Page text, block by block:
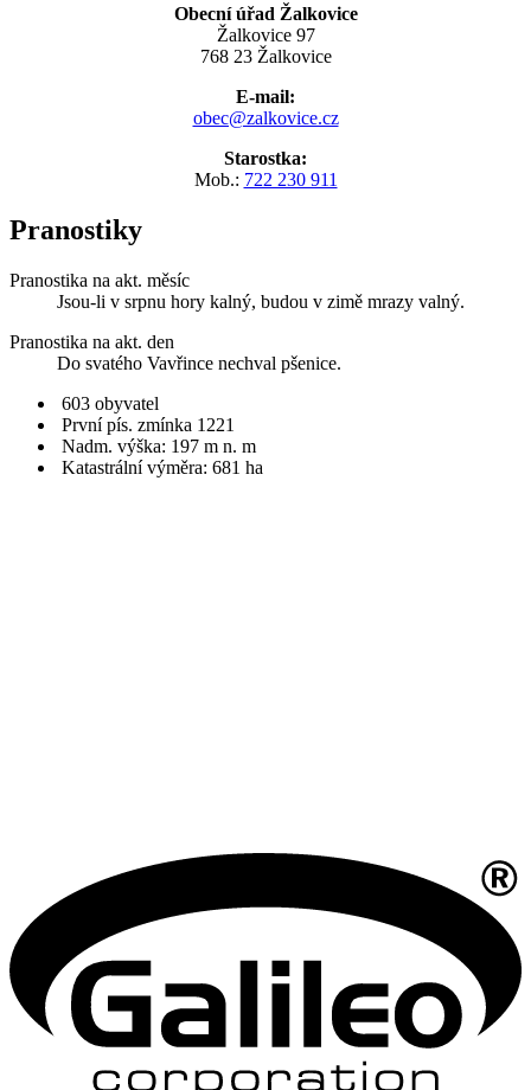
Obecní úřad Žalkovice
Žalkovice 97
768 23 Žalkovice
E-mail:
obec@zalkovice.cz
Starostka:
Mob.: 722 230 911
Pranostiky
Pranostika na akt. měsíc
Jsou-li v srpnu hory kalný, budou v zimě mrazy valný.
Pranostika na akt. den
Do svatého Vavřince nechval pšenice.
603 obyvatel
První pís. zmínka 1221
Nadm. výška: 197 m n. m
Katastrální výměra: 681 ha